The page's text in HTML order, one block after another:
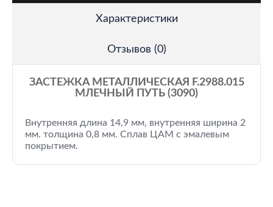
Характеристики
Отзывов (0)
ЗАСТЕЖКА МЕТАЛЛИЧЕСКАЯ F.2988.015
МЛЕЧНЫЙ ПУТЬ (3090)
Внутренняя длина 14,9 мм, внутренняя ширина 2
мм. толщина 0,8 мм. Сплав ЦАМ с эмалевым
покрытием.